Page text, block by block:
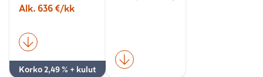
Alk. 636 €/kk
Korko 2,49 % + kulut